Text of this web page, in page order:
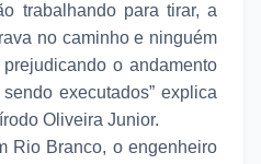
trabalhando para tirar, a
no caminho e ninguém
o andamento
executados” explica
Oliveira Junior.
Rio Branco, o engenheiro